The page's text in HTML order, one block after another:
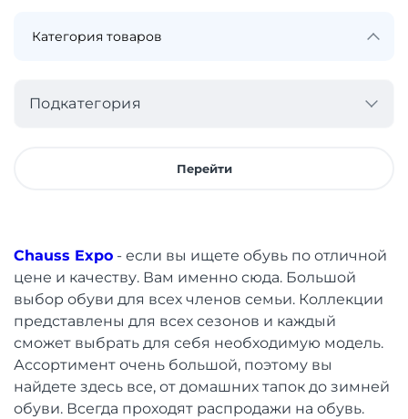
Подкатегория
Перейти
Chauss Expo - если вы ищете обувь по отличной
цене и качеству. Вам именно сюда. Большой
выбор обуви для всех членов семьи. Коллекции
представлены для всех сезонов и каждый
сможет выбрать для себя необходимую модель.
Ассортимент очень большой, поэтому вы
найдете здесь все, от домашних тапок до зимней
обуви. Всегда проходят распродажи на обувь.